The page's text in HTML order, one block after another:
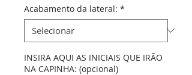
Acabamento da lateral: *
INSIRA AQUI AS INICIAIS QUE IRÃO
NA CAPINHA: (opcional)